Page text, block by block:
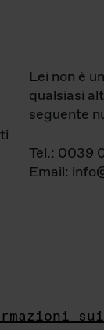
Lei non è
qualsiasi
seguente
Tel.: 0039
Email: